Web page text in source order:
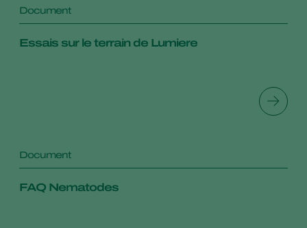
Document
Essais sur le terrain de Lumiere
Document
FAQ Nematodes